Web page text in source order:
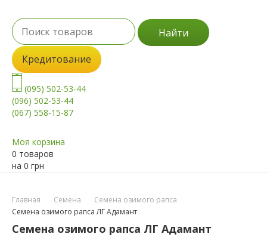
Найти
Кредитование
(095) 502-53-44
(096) 502-53-44
(067) 558-15-87
Моя корзина
0 товаров
на 0 грн
Главная Семена
Семена озимого рапса
Семена озимого рапса ЛГ Адамант
Семена озимого рапса ЛГ Адамант